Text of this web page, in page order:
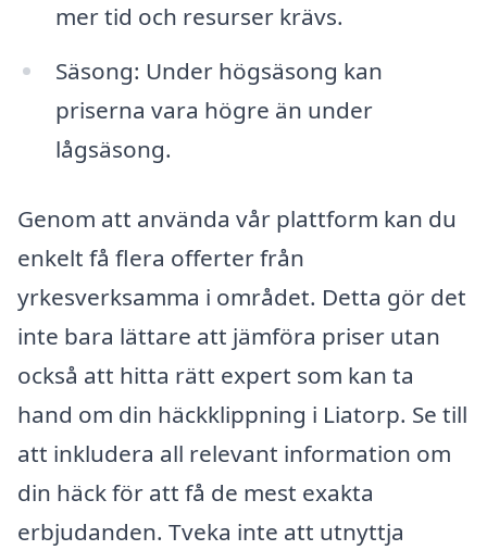
mer tid och resurser krävs.
Säsong: Under högsäsong kan
priserna vara högre än under
lågsäsong.
Genom att använda vår plattform kan du
enkelt få flera offerter från
yrkesverksamma i området. Detta gör det
inte bara lättare att jämföra priser utan
också att hitta rätt expert som kan ta
hand om din häckklippning i Liatorp. Se till
att inkludera all relevant information om
din häck för att få de mest exakta
erbjudanden. Tveka inte att utnyttja